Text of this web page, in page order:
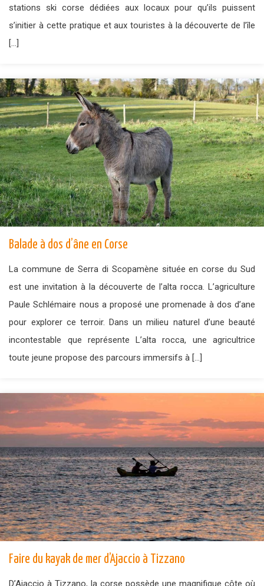
stations ski corse dédiées aux locaux pour qu’ils puissent
s’initier à cette pratique et aux touristes à la découverte de l’île
[…]
Balade à dos d’âne en Corse
La commune de Serra di Scopamène située en corse du Sud
est une invitation à la découverte de l’alta rocca. L’agriculture
Paule Schlémaire nous a proposé une promenade à dos d’ane
pour explorer ce terroir. Dans un milieu naturel d’une beauté
incontestable que représente L’alta rocca, une agricultrice
toute jeune propose des parcours immersifs à […]
Faire du kayak de mer d’Ajaccio à Tizzano
D’Ajaccio à Tizzano, la corse possède une magnifique côte où